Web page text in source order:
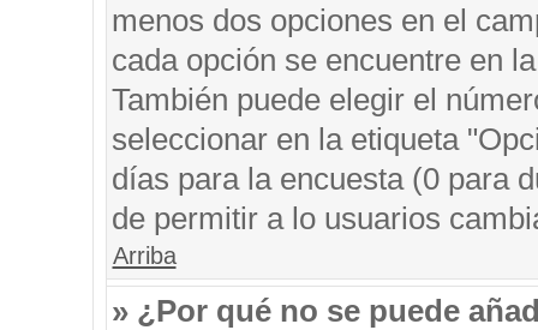
menos dos opciones en el
cada opción se encuentre en
También puede elegir el
seleccionar en la etiqueta
días para la encuesta (0 para
de permitir a lo usuarios
Arriba
» ¿Por qué no se puede